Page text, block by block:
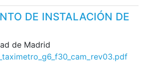
DE INSTALACIÓN DE
de Madrid